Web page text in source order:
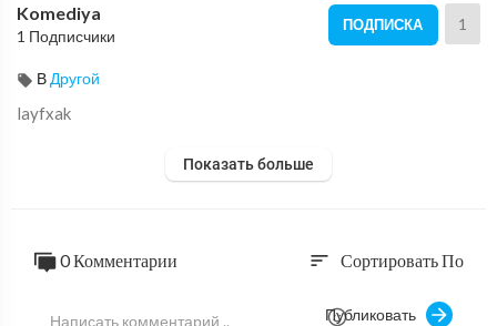
Komediya
1 Подписчики
ПОДПИСКА 1
В Другой
layfxak
Показать больше
0 Комментарии sort Сортировать По
Публиковать